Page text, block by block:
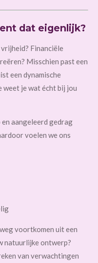
dat eigenlijk?
Financiële
Misschien past een
een dynamische
weet je wat écht bij jou
aangeleerd gedrag
voelen we ons
voortkomen uit een
natuurlijke ontwerp?
van verwachtingen